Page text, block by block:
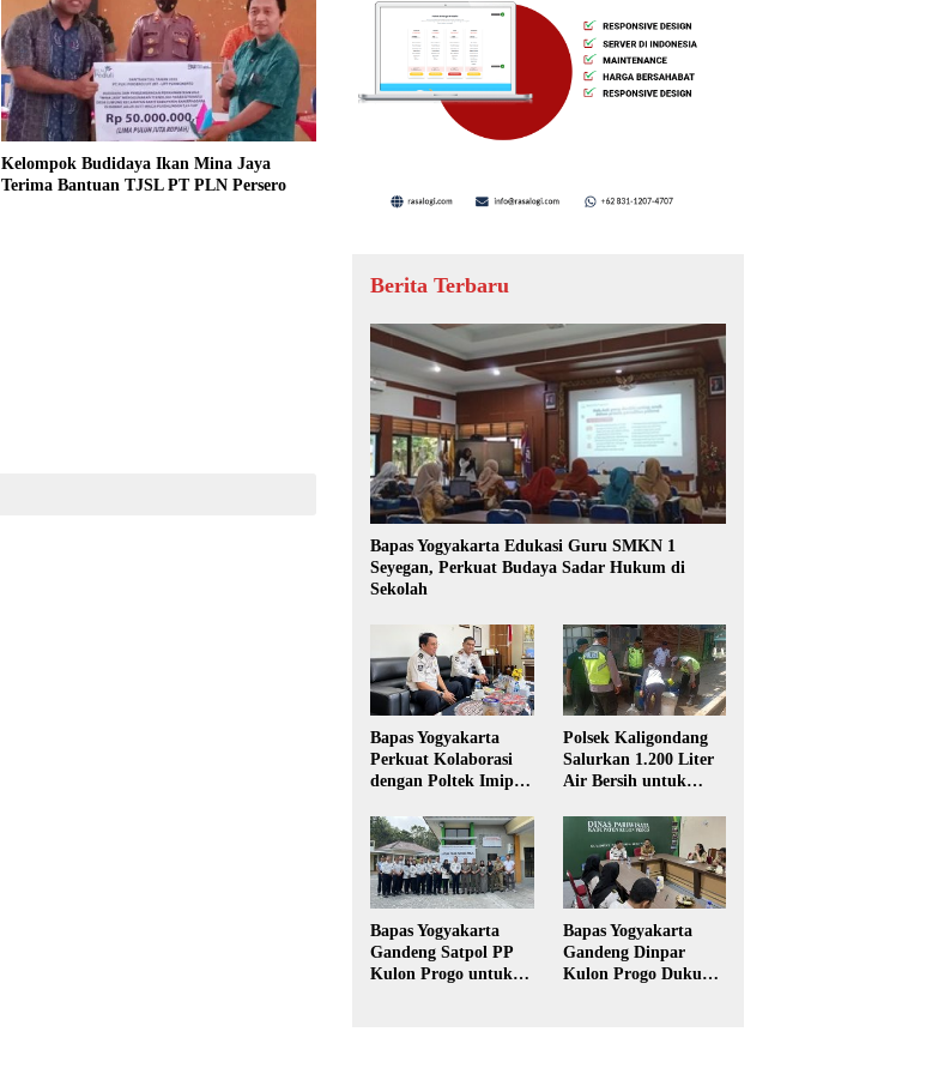
Kelompok Budidaya Ikan Mina Jaya
Terima Bantuan TJSL PT PLN Persero
Berita Terbaru
Bapas Yogyakarta Edukasi Guru SMKN 1
Seyegan, Perkuat Budaya Sadar Hukum di
Sekolah
Bapas Yogyakarta
Perkuat Kolaborasi
dengan Poltek Imipas,
Magang Taruna
Polsek Kaligondang
Salurkan 1.200 Liter
Air Bersih untuk
Kekeringan di
Purbalingga
Bapas Yogyakarta
Gandeng Satpol PP
Kulon Progo untuk
Bapas Yogyakarta
Gandeng Dinpar
Kulon Progo Dukung